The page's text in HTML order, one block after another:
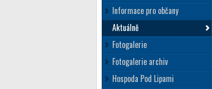
Informace pro občany
Aktuálně
Fotogalerie
Fotogalerie archiv
Hospoda Pod Lipami